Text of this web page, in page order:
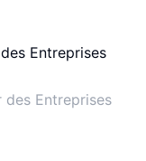
des Entreprises